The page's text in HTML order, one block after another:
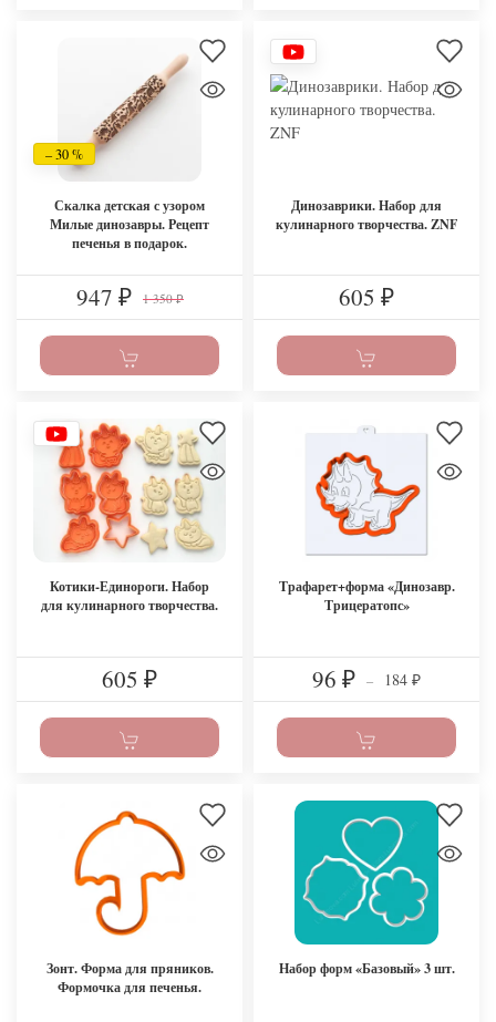
– 30 %
Скалка детская с узором
Милые динозавры. Рецепт
печенья в подарок.
947 ₽ 1 350₽
Динозаврики. Набор для
кулинарного творчества. ZNF
605 ₽
Котики-Единороги. Набор
для кулинарного творчества.
605 ₽
Трафарет+форма «Динозавр.
Трицератопс»
96 ₽ – 184 ₽
Зонт. Форма для пряников.
Формочка для печенья.
Набор форм «Базовый» 3 шт.